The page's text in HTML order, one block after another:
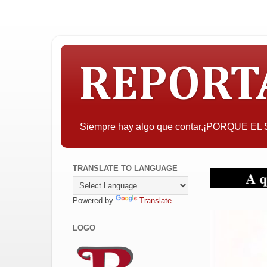
Siempre hay algo que contar,¡PORQUE
A quien
TRANSLATE TO LANGUAGE
Powered by Translate
LOGO